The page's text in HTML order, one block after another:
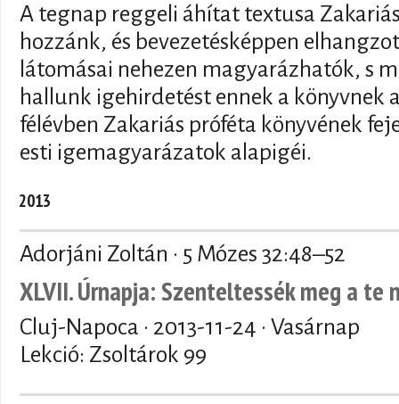
A tegnap reggeli áhítat textusa
hozzánk, és bevezetésképpen
látomásai nehezen magyarázhatók, s
hallunk igehirdetést ennek a könyvnek
félévben Zakariás próféta könyvének
esti igemagyarázatok alapigéi.
2013
Adorjáni Zoltán · 5 Mózes 32:48–52
XLVII. Úrnapja: Szenteltessék meg a te
Cluj-Napoca · 2013-11-24 · Vasárnap
Lekció: Zsoltárok 99